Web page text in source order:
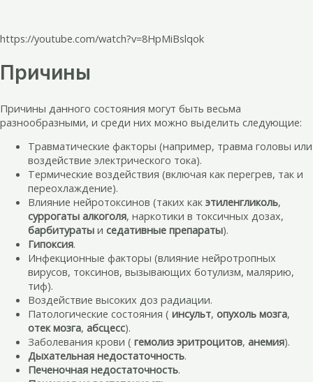
https://youtube.com/watch?v=8HpMiBslqok
Причины
Причины данного состояния могут быть весьма
разнообразными, и среди них можно выделить следующие:
Травматические факторы (например, травма головы или
воздействие электрического тока).
Термические воздействия (включая как перегрев, так и
переохлаждение).
Влияние нейротоксинов (таких как этиленгликоль,
суррогаты алкоголя, наркотики в токсичных дозах,
барбитураты и седативные препараты).
Гипоксия.
Инфекционные факторы (влияние нейротропных
вирусов, токсинов, вызывающих ботулизм, малярию,
тиф).
Воздействие высоких доз радиации.
Патологические состояния ( инсульт, опухоль мозга,
отек мозга, абсцесс).
Заболевания крови ( гемолиз эритроцитов, анемия).
Дыхательная недостаточность.
Печеночная недостаточность.